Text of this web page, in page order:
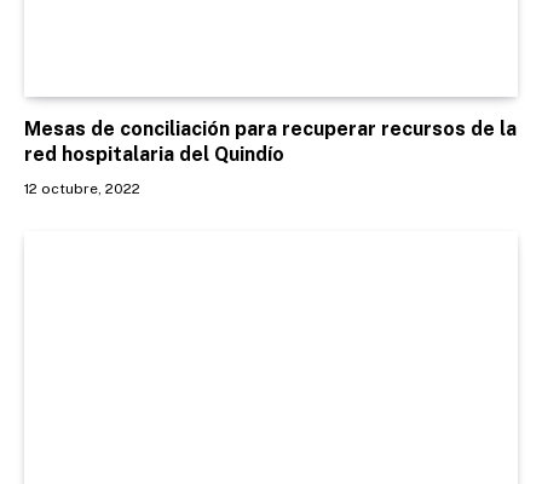
Mesas de conciliación para recuperar recursos de la
red hospitalaria del Quindío
12 octubre, 2022